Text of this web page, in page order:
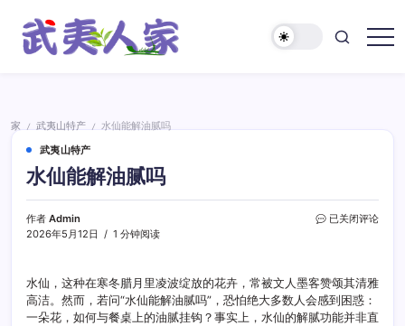
家
家 / 武夷山特产 /
水仙能解油腻吗
武夷山特产
水仙能解油腻吗
作者 Admin
2026年5月12日
1 分钟阅读
水
油
腻
吗
已关闭评论
水仙，这种在寒冬腊月里凌波绽放的花卉，常被文人墨客赞颂其清雅
高洁。然而，若问“水仙能解油腻吗”，恐怕绝大多数人会感到困惑：
一朵花，如何与餐桌上的油腻挂钩？事实上，水仙的解腻功能并非直